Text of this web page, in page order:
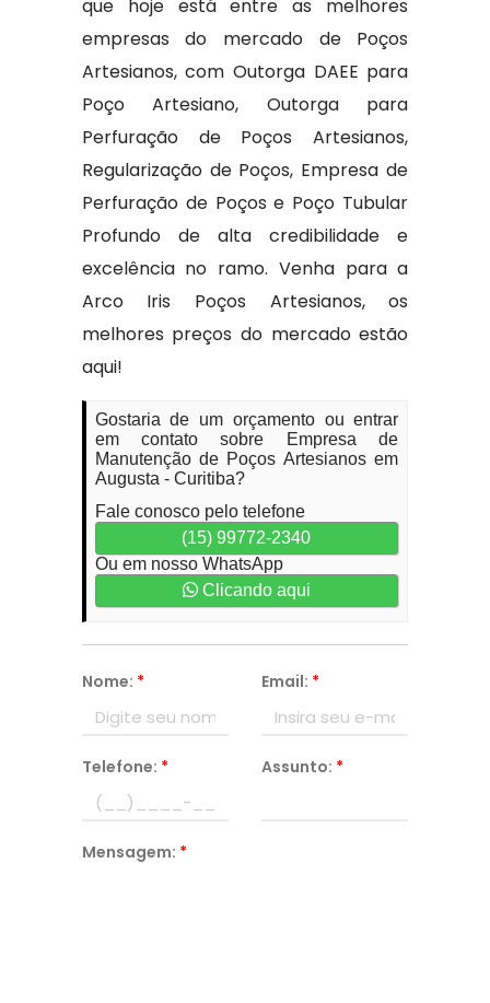
que hoje está entre as melhores
empresas do mercado de Poços
Artesianos, com Outorga DAEE para
Poço Artesiano, Outorga para
Perfuração de Poços Artesianos,
Regularização de Poços, Empresa de
Perfuração de Poços e Poço Tubular
Profundo de alta credibilidade e
excelência no ramo. Venha para a
Arco Iris Poços Artesianos, os
melhores preços do mercado estão
aqui!
Gostaria de um orçamento ou entrar
em contato sobre Empresa de
Manutenção de Poços Artesianos em
Augusta - Curitiba?
Fale conosco pelo telefone
(15) 99772-2340
Ou em nosso WhatsApp
Clicando aqui
Nome: * Email: *
Telefone: * Assunto: *
Mensagem: *